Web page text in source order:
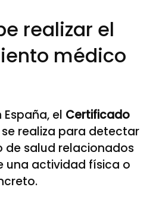
realizar el
médico
el Certificado
se realiza para detectar
de salud relacionados
una actividad física o